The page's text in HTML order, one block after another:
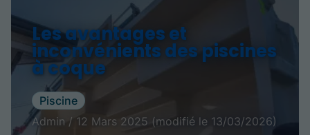
Les avantages et
inconvénients des piscines
à coque
Piscine
Admin / 12 Mars 2025 (modifié le 13/03/2026)